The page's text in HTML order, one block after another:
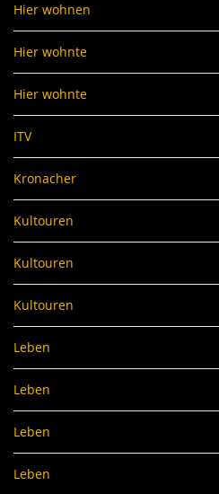
Hier wohnen
Hier wohnte
Hier wohnte
ITV
Kronacher
Kultouren
Kultouren
Kultouren
Leben
Leben
Leben
Leben